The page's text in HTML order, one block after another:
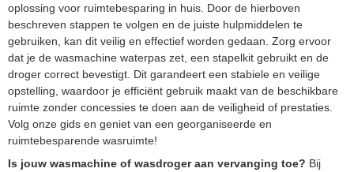
oplossing voor ruimtebesparing in huis. Door de hierboven
beschreven stappen te volgen en de juiste hulpmiddelen te
gebruiken, kan dit veilig en effectief worden gedaan. Zorg ervoor
dat je de wasmachine waterpas zet, een stapelkit gebruikt en de
droger correct bevestigt. Dit garandeert een stabiele en veilige
opstelling, waardoor je efficiënt gebruik maakt van de beschikbare
ruimte zonder concessies te doen aan de veiligheid of prestaties.
Volg onze gids en geniet van een georganiseerde en
ruimtebesparende wasruimte!
Is jouw wasmachine of wasdroger aan vervanging toe? Bij